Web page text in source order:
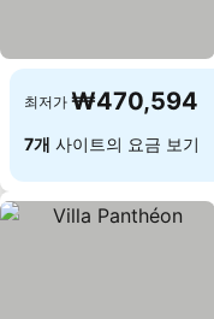
최저가 ₩470,594
7개 사이트의 요금 보기